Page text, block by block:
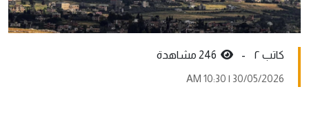
کاتب ٢ -
30/05/2026 | 10:30 AM